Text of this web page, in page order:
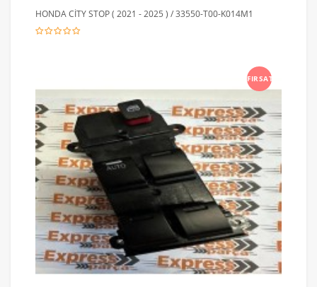
HONDA CİTY STOP ( 2021 - 2025 ) / 33550-T00-K014M1
FIRSAT